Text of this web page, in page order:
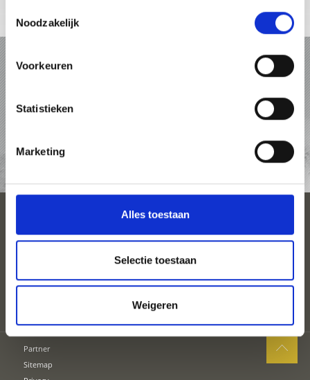
Noodzakelijk
Voorkeuren
Statistieken
Marketing
Alles toestaan
Selectie toestaan
Weigeren
VAKANTIE IN VINSCHGAU
Partner
Sitemap